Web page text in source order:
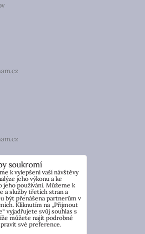
soukromí
k vylepšení vaší návštěvy
jeho výkonu a ke
jeho používání. Můžeme k
a služby třetích stran a
být přenášena partnerům v
Kliknutím na „Přijmout
vyjadřujete svůj souhlas s
můžete najít podrobné
své preference.